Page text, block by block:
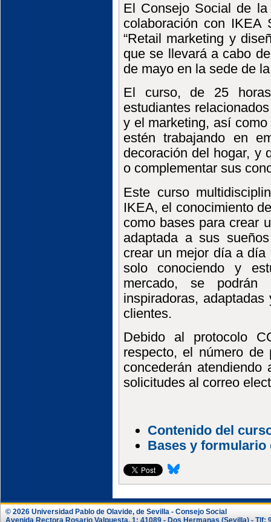
El Consejo Social de
colaboración con IKEA
“Retail marketing y
que se llevará a cabo
de mayo en la sede de
El curso, de 25
estudiantes
y el marketing, así
estén trabajando en
decoración del hogar, y
o complementar sus
Este curso
IKEA, el conocimiento
como bases para crear
adaptada a sus
crear un mejor día a
solo conociendo y
mercado, se podrán
inspiradoras,
clientes.
Debido al protocolo
respecto, el número
concederán
solicitudes al correo
Contenido del
Bases y
© 2026 Universidad Pablo de Olavide, de Sevilla - Consejo Social
Avenida Rectora Rosario Valpuesta, 1; 41089 - Dos Hermanas (Sevilla) - Tlf: